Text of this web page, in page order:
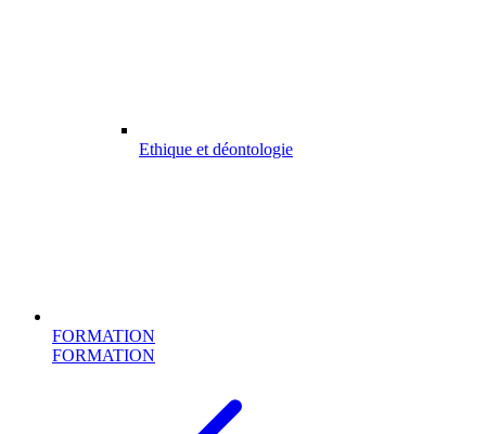
Ethique et déontologie
FORMATION
FORMATION